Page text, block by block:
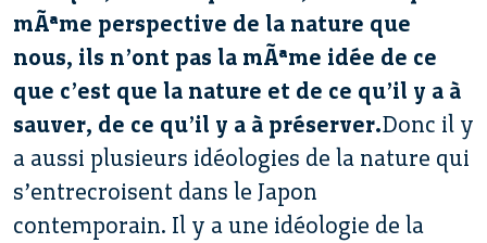
mÃªme perspective de la nature que
nous, ils n’ont pas la mÃªme idée de ce
que c’est que la nature et de ce qu’il y a à
sauver, de ce qu’il y a à préserver.Donc il y
a aussi plusieurs idéologies de la nature qui
s’entrecroisent dans le Japon
contemporain. Il y a une idéologie de la